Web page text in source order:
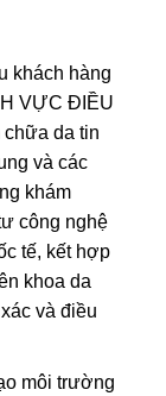
khách hàng
VỰC ĐIỀU
da tin
và các
khám
công nghệ
tế, kết hợp
khoa da
và điều
môi trường